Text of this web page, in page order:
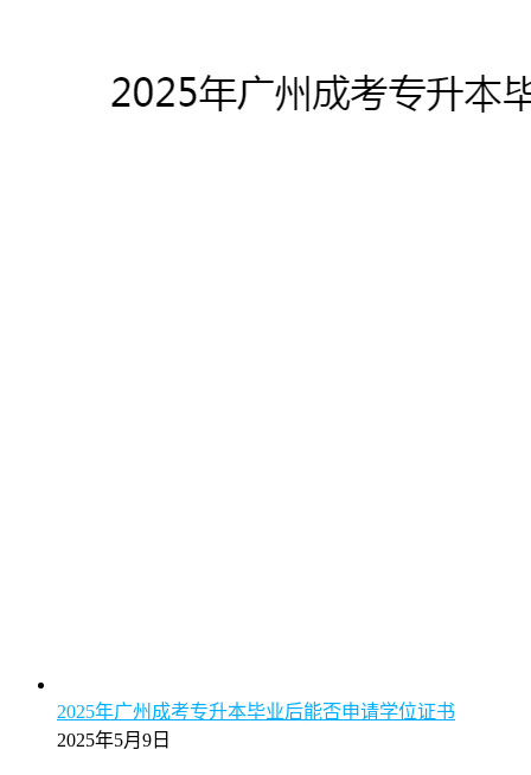
2025年广州成考专升本毕业后能否申请学位证书
2025年5月9日